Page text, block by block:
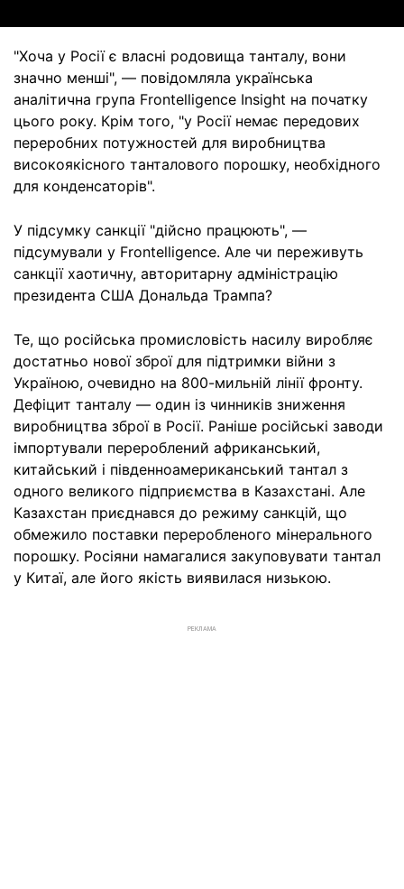
"Хоча у Росії є власні родовища танталу, вони
значно менші", — повідомляла українська
аналітична група Frontelligence Insight на початку
цього року. Крім того, "у Росії немає передових
переробних потужностей для виробництва
високоякісного танталового порошку, необхідного
для конденсаторів".
У підсумку санкції "дійсно працюють", —
підсумували у Frontelligence. Але чи переживуть
санкції хаотичну, авторитарну адміністрацію
президента США Дональда Трампа?
Те, що російська промисловість насилу виробляє
достатньо нової зброї для підтримки війни з
Україною, очевидно на 800-мильній лінії фронту.
Дефіцит танталу — один із чинників зниження
виробництва зброї в Росії. Раніше російські заводи
імпортували перероблений африканський,
китайський і південноамериканський тантал з
одного великого підприємства в Казахстані. Але
Казахстан приєднався до режиму санкцій, що
обмежило поставки переробленого мінерального
порошку. Росіяни намагалися закуповувати тантал
у Китаї, але його якість виявилася низькою.
РЕКЛАМА